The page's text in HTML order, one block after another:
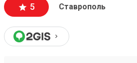
5 Ставрополь